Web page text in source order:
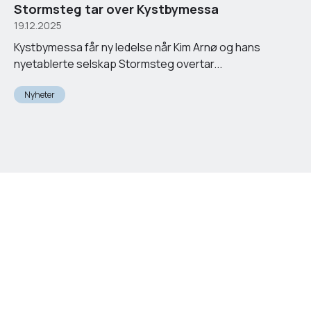
Stormsteg tar over Kystbymessa
19.12.2025
Kystbymessa får ny ledelse når Kim Arnø og hans
nyetablerte selskap Stormsteg overtar...
Nyheter